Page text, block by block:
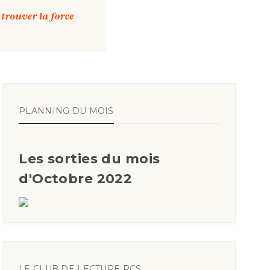
PLANNING DU MOIS
Les sorties du mois
d'Octobre 2022